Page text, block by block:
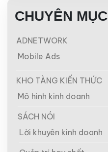
CHUYÊN MỤC
ADNETWORK
Mobile Ads
KHO TÀNG KIẾN THỨC
Mô hình kinh doanh
SÁCH NÓI
Lời khuyên kinh doanh